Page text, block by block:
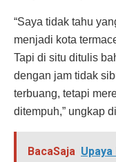
“Saya tidak tahu
menjadi kota
Tapi di situ ditulis
dengan jam tidak
terbuang, tetapi
ditempuh,” ungkap
BacaSaja